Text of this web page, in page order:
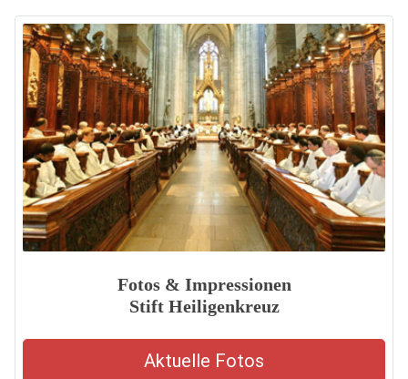
Fotos & Impressionen
Stift Heiligenkreuz
Aktuelle Fotos